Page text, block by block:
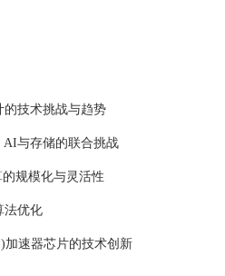
技术挑战与趋势
与存储的联合挑战
规模化与灵活性
法优化
速器芯片的技术创新